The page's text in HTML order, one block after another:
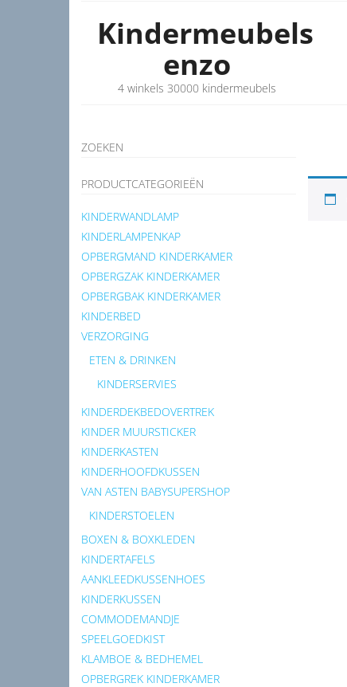
Kindermeubels
enzo
4 winkels 30000 kindermeubels
ZOEKEN
PRODUCTCATEGORIEËN
KINDERWANDLAMP
KINDERLAMPENKAP
OPBERGMAND KINDERKAMER
OPBERGZAK KINDERKAMER
OPBERGBAK KINDERKAMER
KINDERBED
VERZORGING
ETEN & DRINKEN
KINDERSERVIES
KINDERDEKBEDOVERTREK
KINDER MUURSTICKER
KINDERKASTEN
KINDERHOOFDKUSSEN
VAN ASTEN BABYSUPERSHOP
KINDERSTOELEN
BOXEN & BOXKLEDEN
KINDERTAFELS
AANKLEEDKUSSENHOES
KINDERKUSSEN
COMMODEMANDJE
SPEELGOEDKIST
KLAMBOE & BEDHEMEL
OPBERGREK KINDERKAMER